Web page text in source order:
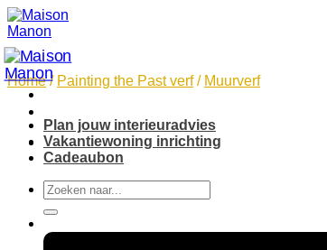
Skip
to
content
Plan jouw interieuradvies
Vakantiewoning inrichting
Cadeaubon
Search
for:
Home / Painting the Past verf / Muurverf